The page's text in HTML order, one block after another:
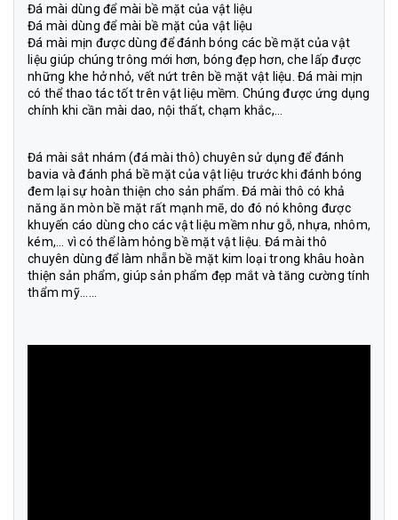
Đá mài dùng để mài bề mặt của vật liệu
Đá mài dùng để mài bề mặt của vật liệu
Đá mài mịn được dùng để đánh bóng các bề mặt của vật
liệu giúp chúng trông mới hơn, bóng đẹp hơn, che lấp được
những khe hở nhỏ, vết nứt trên bề mặt vật liệu. Đá mài mịn
có thể thao tác tốt trên vật liệu mềm. Chúng được ứng dụng
chính khi cần mài dao, nội thất, chạm khắc,…
Đá mài sắt nhám (đá mài thô) chuyên sử dụng để đánh
bavia và đánh phá bề mặt của vật liệu trước khi đánh bóng
đem lại sự hoàn thiện cho sản phẩm. Đá mài thô có khả
năng ăn mòn bề mặt rất mạnh mẽ, do đó nó không được
khuyến cáo dùng cho các vật liệu mềm như gỗ, nhựa, nhôm,
kém,… vì có thể làm hỏng bề mặt vật liệu. Đá mài thô
chuyên dùng để làm nhẵn bề mặt kim loại trong khâu hoàn
thiện sản phẩm, giúp sản phẩm đẹp mắt và tăng cường tính
thẩm mỹ......